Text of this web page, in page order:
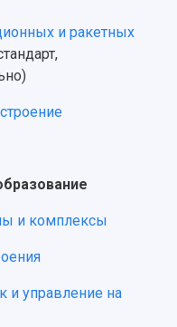
университет?
состав
научные коллективы
научных
и ракетных
и комплексы
и управление на